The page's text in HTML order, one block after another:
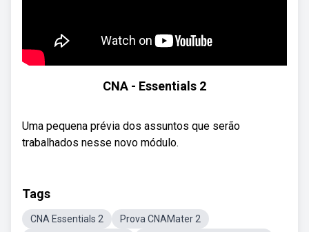
CNA - Essentials 2
Uma pequena prévia dos assuntos que serão
trabalhados nesse novo módulo.
Tags
CNA Essentials 2
Prova CNAMater 2